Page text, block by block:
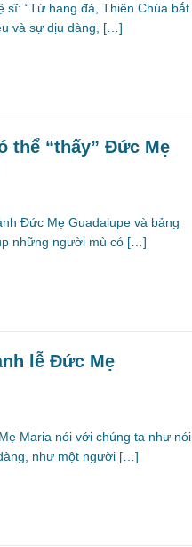
“Từ hang đá, Thiên Chúa bắt
và sự dịu dàng, […]
thể “thấy” Đức Mẹ
Đức Mẹ Guadalupe và bảng
những người mù có […]
lễ Đức Mẹ
Maria nói với chúng ta như nói
như một người […]